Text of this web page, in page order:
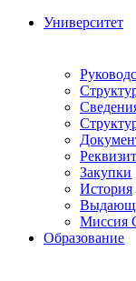
Университет
Закупки
История
Миссия
Образование